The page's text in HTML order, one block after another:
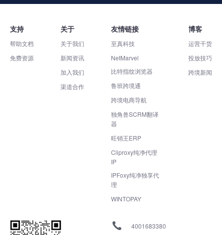
支持
帮助文档
免费资源
关于
关于我们
新闻资讯
加入我们
渠道合作
友情链接
至真科技
NetMarvel
比特指纹浏览器
鲁班跨境通
跨境电商导航
独角兽SCRM翻译
器
旺销王ERP
Cliproxy纯净代理
IP
IPFoxy纯净独享代
理
WINTOPAY
博客
运营干货
投放技巧
跨境新闻
4001683380